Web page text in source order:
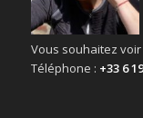
Vous souhaitez
Téléphone : +33 6